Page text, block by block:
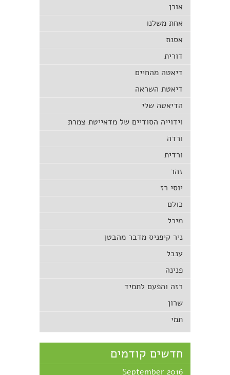
אורן
אחת משלנו
אסנת
דורית
דיאטה מהחיים
דיאטת השראה
הדיאטה שלי
וידוייה הסודיים של מדאייטת צמרת
ורדה
ורדית
זהר
יוסי רז
כולם
מיכל
ניר קיפניס מדבר מהבטן
ענבל
פנינה
רזה והפעם לתמיד
שרון
תמי
חדשים קודמים
September 2016